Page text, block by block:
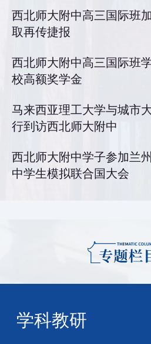
西北师大附中高三国际班
取再传捷报
西北师大附中高三国际班
校高额奖学金
马来西亚理工大学与城市
行到访西北师大附中
西北师大附中学子参加兰
中学生模拟联合国大会
学科教研